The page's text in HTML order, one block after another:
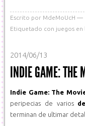
Escrito por MdeMoUcH
Etiquetado con juegos en
2014/06/13
INDIE GAME: THE
Indie Game: The
peripecias de varios
terminan de ultimar